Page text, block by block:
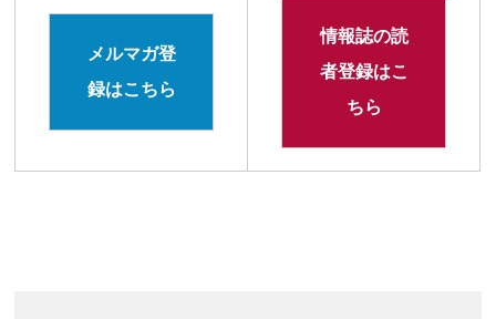
メルマガ登
録はこちら
情報誌の読
者登録はこ
ちら